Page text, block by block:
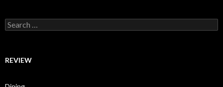
Search for:
REVIEW